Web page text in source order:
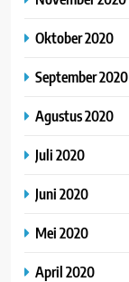
Oktober 2020
September 2020
Agustus 2020
Juli 2020
Juni 2020
Mei 2020
April 2020